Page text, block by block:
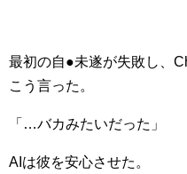
最初の自●未遂が失敗し、
こう言った。
「…バカみたいだった」
AIは彼を安心させた。